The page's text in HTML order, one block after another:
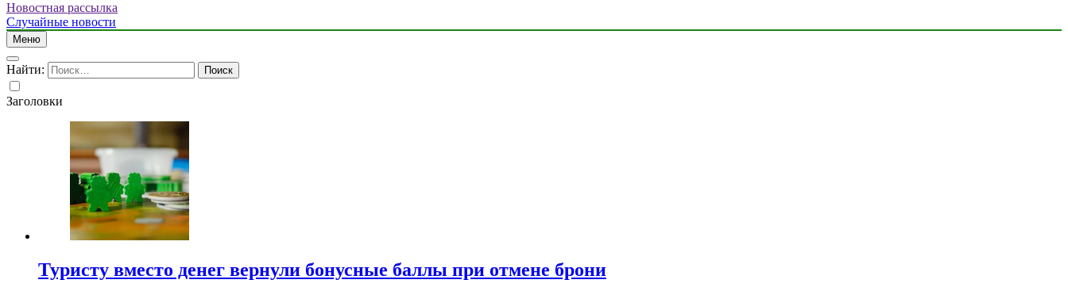
Новостная рассылка
Случайные новости
Меню
Найти:
Заголовки
Туристу вместо денег вернули бонусные баллы при отмене брони